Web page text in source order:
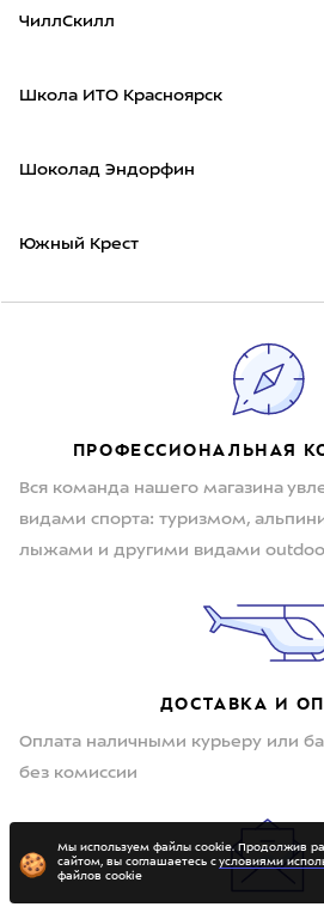
ЧиллСкилл
Школа ИТО Красноярск
Шоколад Эндорфин
Южный Крест
ПРОФЕССИОНАЛЬНАЯ
Вся команда нашего магазина
видами спорта: туризмом,
лыжами и другими видами
ДОСТАВКА И
Оплата наличными курьеру или
без комиссии
Мы используем файлы cookie. Продолжив
сайтом, вы соглашаетесь с условиями
файлов cookie